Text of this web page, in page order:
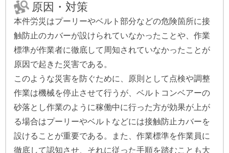
原因・対策
本件労災はプーリーやベルト部分などの危険箇所に接
触防止のカバーが設けられていなかったことや、作業
標準が作業者に徹底して周知されていなかったことが
原因で起きた災害である。
このような災害を防ぐために、原則として点検や調整
作業は機械を停止させて行うが、ベルトコンベアーの
砂落とし作業のように稼働中に行った方が効果が上が
る場合はプーリーやベルトなどには接触防止カバーを
設けることが重要である。また、作業標準を作業員に
徹底して認知させ、それに従った手順を踏むことも大